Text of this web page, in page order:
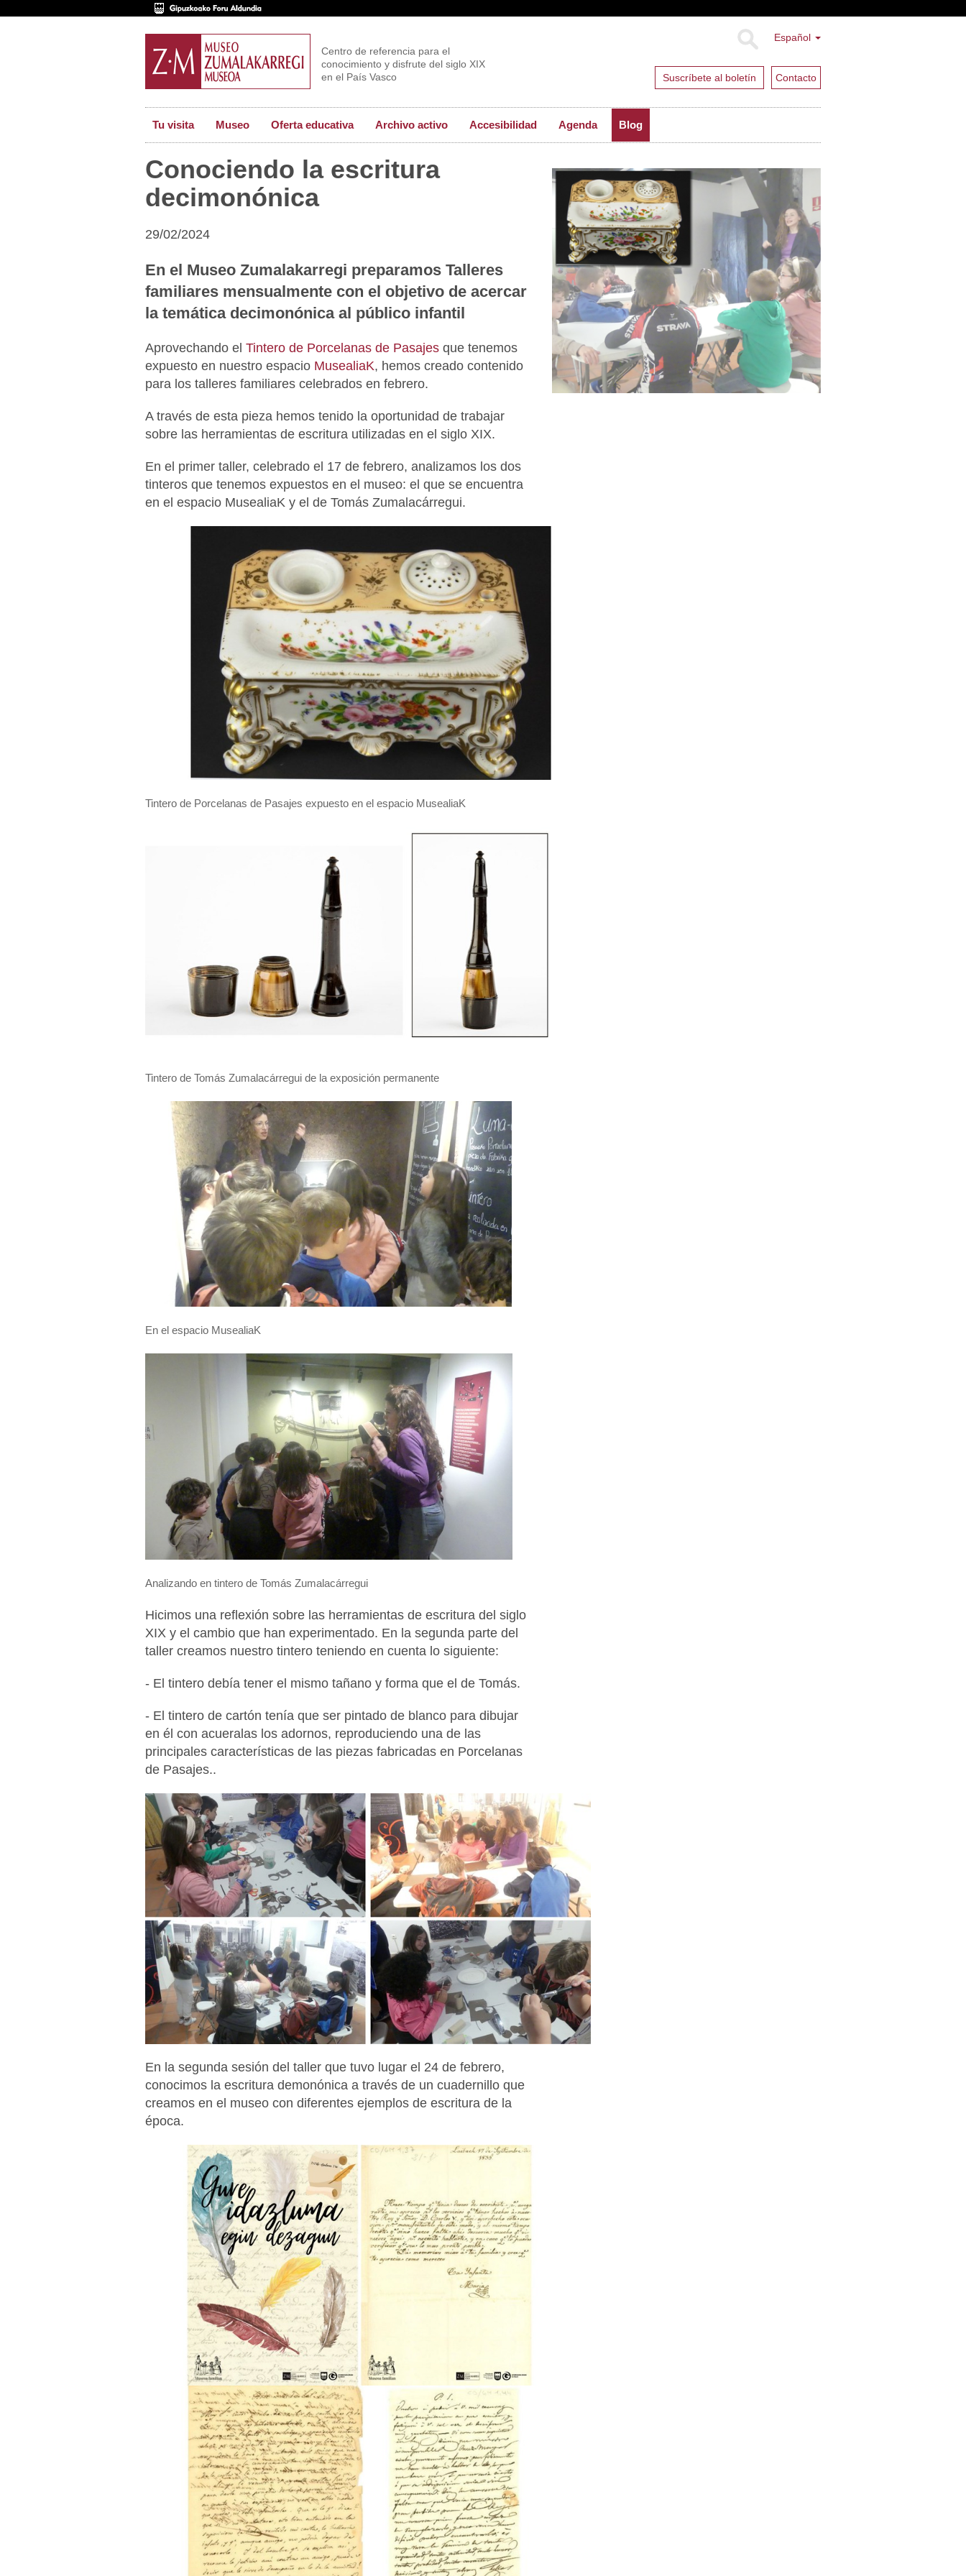
Español
Suscríbete al boletín Contacto
Centro de referencia para el
conocimiento y disfrute del siglo XIX
en el País Vasco
Tu visita Museo Oferta educativa Archivo activo Accesibilidad Agenda Blog
Conociendo la escritura
decimonónica
29/02/2024
En el Museo Zumalakarregi preparamos Talleres
familiares mensualmente con el objetivo de acercar
la temática decimonónica al público infantil
Aprovechando el Tintero de Porcelanas de Pasajes que tenemos
expuesto en nuestro espacio MusealiaK, hemos creado contenido
para los talleres familiares celebrados en febrero.
A través de esta pieza hemos tenido la oportunidad de trabajar
sobre las herramientas de escritura utilizadas en el siglo XIX.
En el primer taller, celebrado el 17 de febrero, analizamos los dos
tinteros que tenemos expuestos en el museo: el que se encuentra
en el espacio MusealiaK y el de Tomás Zumalacárregui.
Tintero de Porcelanas de Pasajes expuesto en el espacio MusealiaK
Tintero de Tomás Zumalacárregui de la exposición permanente
En el espacio MusealiaK
Analizando en tintero de Tomás Zumalacárregui
Hicimos una reflexión sobre las herramientas de escritura del siglo
XIX y el cambio que han experimentado. En la segunda parte del
taller creamos nuestro tintero teniendo en cuenta lo siguiente:
- El tintero debía tener el mismo tañano y forma que el de Tomás.
- El tintero de cartón tenía que ser pintado de blanco para dibujar
en él con acueralas los adornos, reproduciendo una de las
principales características de las piezas fabricadas en Porcelanas
de Pasajes..
En la segunda sesión del taller que tuvo lugar el 24 de febrero,
conocimos la escritura demonónica a través de un cuadernillo que
creamos en el museo con diferentes ejemplos de escritura de la
época.